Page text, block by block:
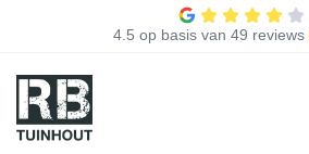
4.5 op basis van 49 reviews